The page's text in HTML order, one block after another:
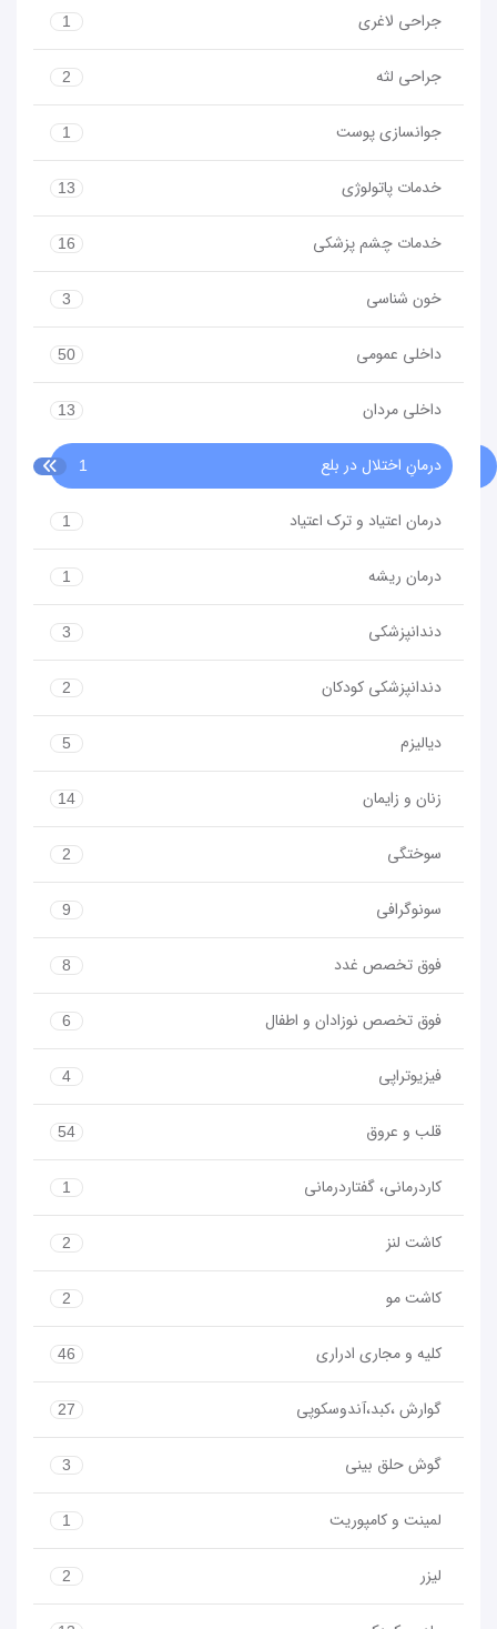
جراحی لاغری 1
جراحی لثه 2
جوانسازی پوست 1
خدمات پاتولوژی 13
خدمات چشم پزشکی 16
خون شناسی 3
داخلی عمومی 50
داخلی مردان 13
درمانِ اختلال در بلع 1
درمان اعتیاد و ترک اعتیاد 1
درمان ریشه 1
دندانپزشکی 3
دندانپزشکی کودکان 2
دیالیزم 5
زنان و زایمان 14
سوختگی 2
سونوگرافی 9
فوق تخصص غدد 8
فوق تخصص نوزادان و اطفال 6
فیزیوتراپی 4
قلب و عروق 54
کاردرمانی، گفتاردرمانی 1
کاشت لنز 2
کاشت مو 2
کلیه و مجاری ادراری 46
گوارش ،کبد،آندوسکوپی 27
گوش حلق بینی 3
لمینت و کامپوریت 1
لیزر 2